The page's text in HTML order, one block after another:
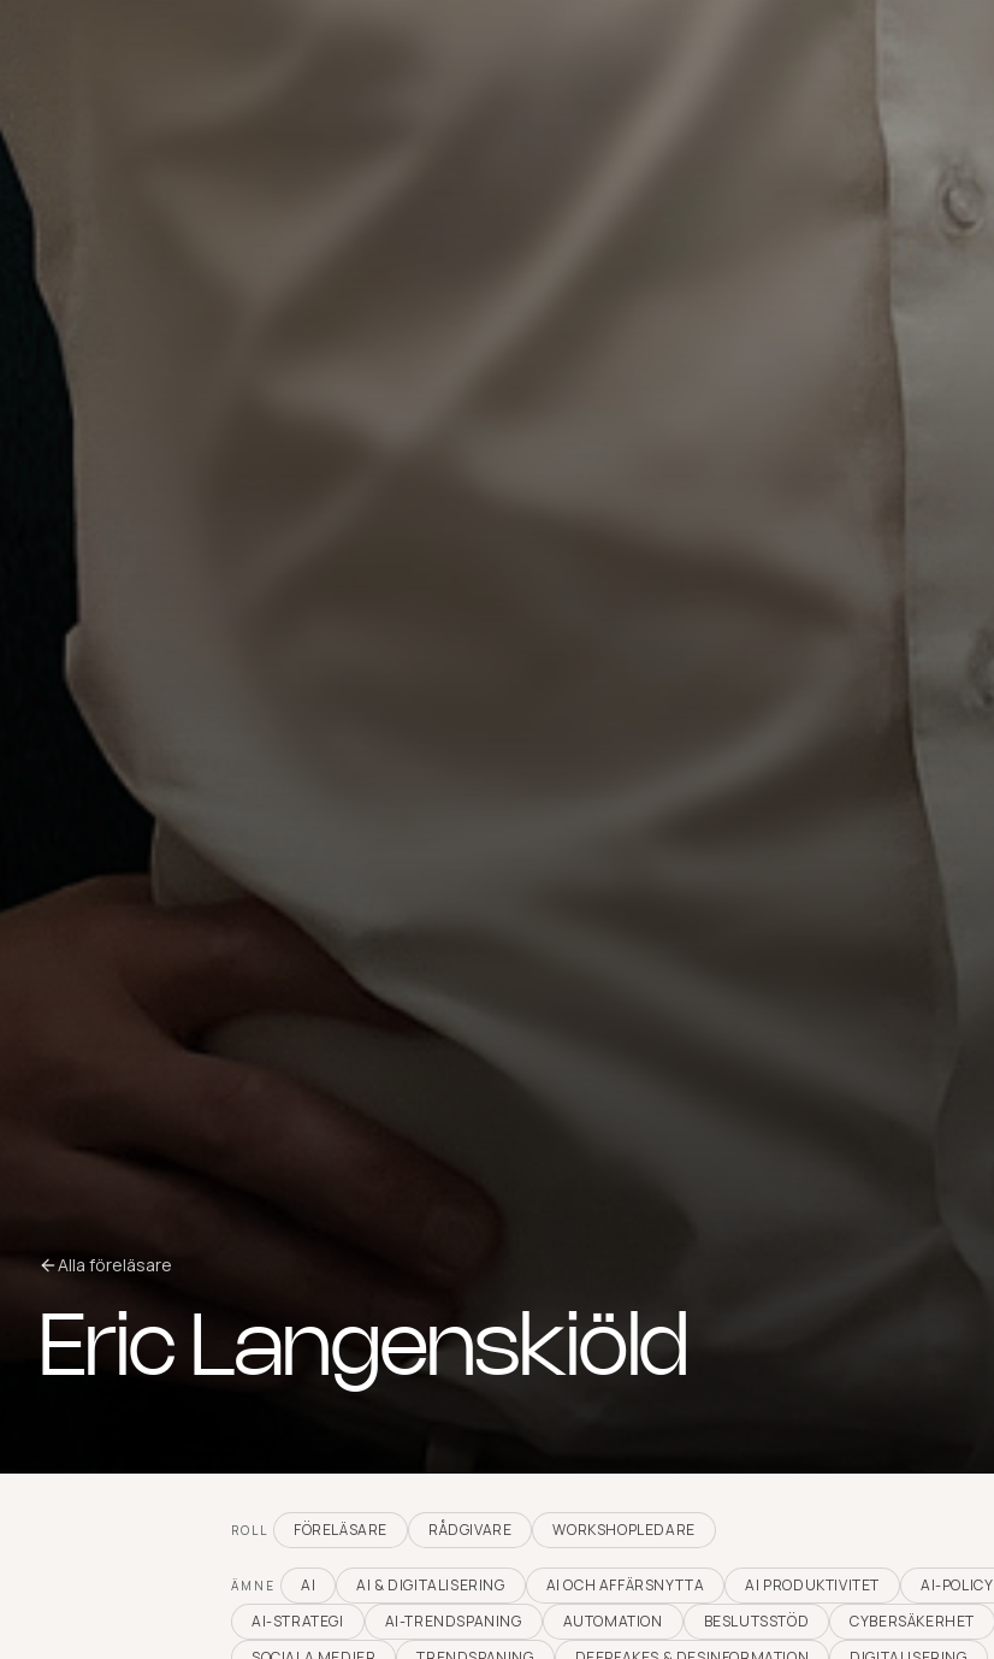
Alla föreläsare
Eric Langenskiöld
ROLL FÖRELÄSARE RÅDGIVARE WORKSHOPLEDARE
ÄMNE AI AI & DIGITALISERING AI OCH AFFÄRSNYTTA AI PRODUKTIVITET AI-POLICY
AI-STRATEGI
AI-TRENDSPANING AUTOMATION BESLUTSSTÖD CYBERSÄKERHET